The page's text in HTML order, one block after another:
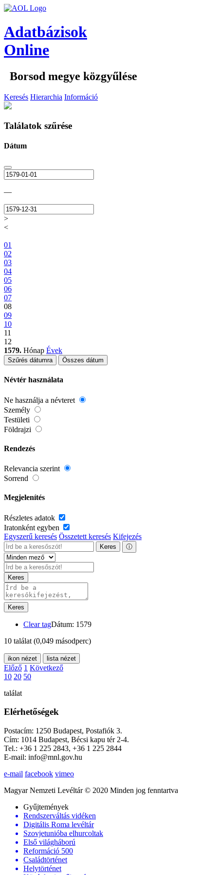
Adatbázisok
Online
Borsod megye közgyűlése
Keresés Hierarchia Információ
Találatok szűrése
Dátum
—
>
<
01
02
03
04
05
06
07
08
09
10
11
12
1579. Hónap Évek
Szűrés dátumra Összes dátum
Névtér használata
Ne használja a névteret
Személy
Testületi
Földrajzi
Rendezés
Relevancia szerint
Sorrend
Megjelenítés
Részletes adatok
Iratonként egyben
Egyszerű keresés Összetett keresés Kifejezés
Keres ⓘ
Keres
Keres
Clear tagDátum: 1579
10 találat (0,049 másodperc)
ikon nézet lista nézet
Előző 1 Következő
10 20 50
találat
Elérhetőségek
Postacím: 1250 Budapest, Postafiók 3.
Cím: 1014 Budapest, Bécsi kapu tér 2-4.
Tel.: +36 1 225 2843, +36 1 225 2844
E-mail: info@mnl.gov.hu
e-mail facebook vimeo
Magyar Nemzeti Levéltár © 2020 Minden jog fenntartva
Gyűjtemények
Rendszerváltás vidéken
Digitális Roma levéltár
Szovjetunióba elhurcoltak
Első világháború
Reformáció 500
Családtörténet
Helytörténet